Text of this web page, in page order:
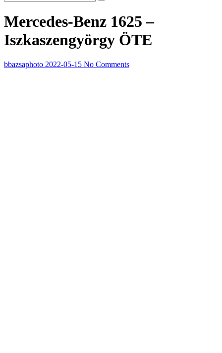
Mercedes-Benz 1625 –
Iszkaszengyörgy ÖTE
bbazsaphoto 2022-05-15 No Comments